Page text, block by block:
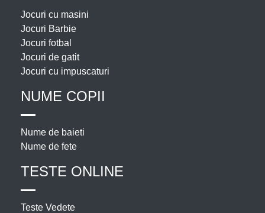
Jocuri cu masini
Jocuri Barbie
Jocuri fotbal
Jocuri de gatit
Jocuri cu impuscaturi
NUME COPII
Nume de baieti
Nume de fete
TESTE ONLINE
Teste Vedete